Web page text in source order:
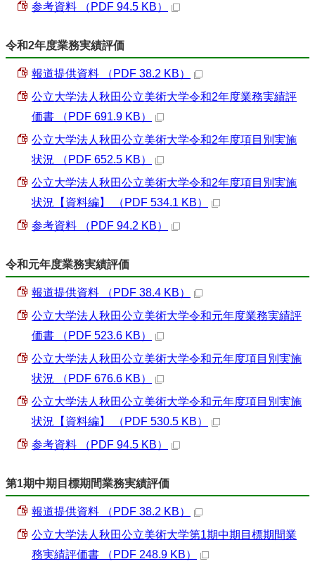
参考資料 （PDF 94.5 KB）
令和2年度業務実績評価
報道提供資料 （PDF 38.2 KB）
公立大学法人秋田公立美術大学令和2年度業務実績評
価書 （PDF 691.9 KB）
公立大学法人秋田公立美術大学令和2年度項目別実施
状況 （PDF 652.5 KB）
公立大学法人秋田公立美術大学令和2年度項目別実施
状況【資料編】 （PDF 534.1 KB）
参考資料 （PDF 94.2 KB）
令和元年度業務実績評価
報道提供資料 （PDF 38.4 KB）
公立大学法人秋田公立美術大学令和元年度業務実績評
価書 （PDF 523.6 KB）
公立大学法人秋田公立美術大学令和元年度項目別実施
状況 （PDF 676.6 KB）
公立大学法人秋田公立美術大学令和元年度項目別実施
状況【資料編】 （PDF 530.5 KB）
参考資料 （PDF 94.5 KB）
第1期中期目標期間業務実績評価
報道提供資料 （PDF 38.2 KB）
公立大学法人秋田公立美術大学第1期中期目標期間業
務実績評価書 （PDF 248.9 KB）